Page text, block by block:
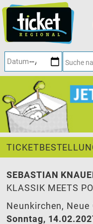
SEBASTIAN
KLASSIK MEETS
Neunkirchen, Neue
Sonntag,